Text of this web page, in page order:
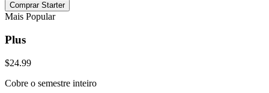
Comprar Starter
Mais Popular
Plus
$24.99
Cobre o semestre inteiro